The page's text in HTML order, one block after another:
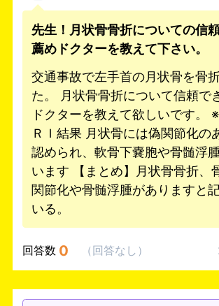
先生！月状骨骨折についての信
薦めドクターを教えて下さい。
交通事故で左手首の月状骨を骨
た。 月状骨骨折について信頼で
ドクターを教えて欲しいです。
ＲＩ結果 月状骨には偽関節化の
認められ、軟骨下嚢胞や骨髄浮
います 【まとめ】月状骨骨折、
関節化や骨髄浮腫がありますと
いる。
回答数 0 （回答なし ）